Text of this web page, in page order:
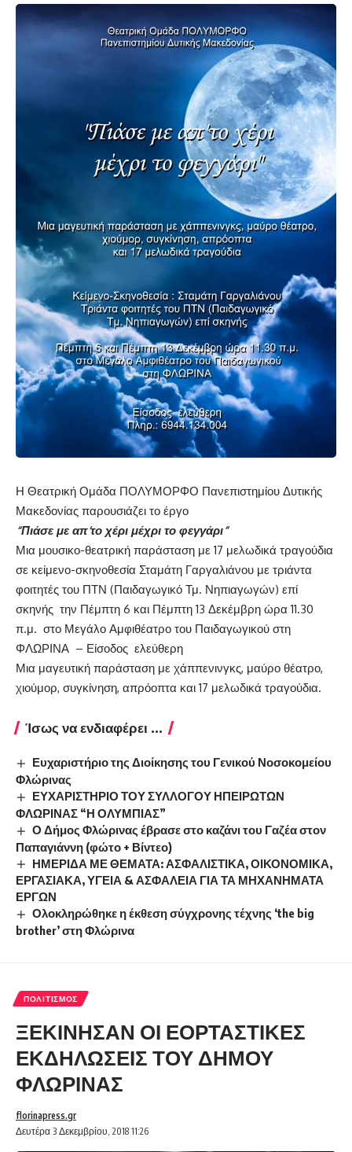
Η Θεατρική Ομάδα ΠΟΛΥΜΟΡΦΟ Πανεπιστημίου Δυτικής
Μακεδονίας παρουσιάζει το έργο
“Πιάσε με απ’το χέρι μέχρι το φεγγάρι”
Μια μουσικο-θεατρική παράσταση με 17 μελωδικά τραγούδια
σε κείμενο-σκηνοθεσία Σταμάτη Γαργαλιάνου με τριάντα
φοιτητές του ΠΤΝ (Παιδαγωγικό Τμ. Νηπιαγωγών) επί
σκηνής την Πέμπτη 6 και Πέμπτη 13 Δεκέμβρη ώρα 11.30
π.μ. στο Μεγάλο Αμφιθέατρο του Παιδαγωγικού στη
ΦΛΩΡΙΝΑ – Είσοδος ελεύθερη
Μια μαγευτική παράσταση με χάππενινγκς, μαύρο θέατρο,
χιούμορ, συγκίνηση, απρόοπτα και 17 μελωδικά τραγούδια.
Ίσως να ενδιαφέρει ...
Ευχαριστήριο της Διοίκησης του Γενικού Νοσοκομείου
Φλώρινας
ΕΥΧΑΡΙΣΤΗΡΙΟ ΤΟΥ ΣΥΛΛΟΓΟΥ ΗΠΕΙΡΩΤΩΝ
ΦΛΩΡΙΝΑΣ “Η ΟΛΥΜΠΙΑΣ”
Ο Δήμος Φλώρινας έβρασε στο καζάνι του Γαζέα στον
Παπαγιάννη (φώτο + Βίντεο)
ΗΜΕΡΙΔΑ ΜΕ ΘΕΜΑΤΑ: ΑΣΦΑΛΙΣΤΙΚΑ, ΟΙΚΟΝΟΜΙΚΑ,
ΕΡΓΑΣΙΑΚΑ, ΥΓΕΙΑ & ΑΣΦΑΛΕΙΑ ΓΙΑ ΤΑ ΜΗΧΑΝΗΜΑΤΑ
ΕΡΓΩΝ
Ολοκληρώθηκε η έκθεση σύγχρονης τέχνης ‘the big
brother’ στη Φλώρινα
ΠΟΛΙΤΙΣΜΌΣ
ΞΕΚΙΝΗΣΑΝ ΟΙ ΕΟΡΤΑΣΤΙΚΕΣ
ΕΚΔΗΛΩΣΕΙΣ ΤΟΥ ΔΗΜΟΥ
ΦΛΩΡΙΝΑΣ
Δευτέρα 3 Δεκεμβρίου, 2018 11:26
florinapress.gr